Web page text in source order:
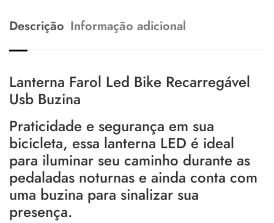
Descrição Informação adicional
Lanterna Farol Led Bike Recarregável
Usb Buzina
Praticidade e segurança em sua
bicicleta, essa lanterna LED é ideal
para iluminar seu caminho durante as
pedaladas noturnas e ainda conta com
uma buzina para sinalizar sua
presença.